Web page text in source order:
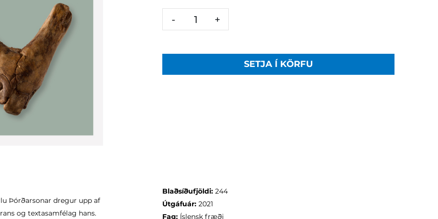
- +
SETJA Í KÖRFU
Þórðarsonar dregur upp af
og textasamfélag hans.
Blaðsíðufjöldi: 244
Útgáfuár: 2021
Fag: Íslensk fræði